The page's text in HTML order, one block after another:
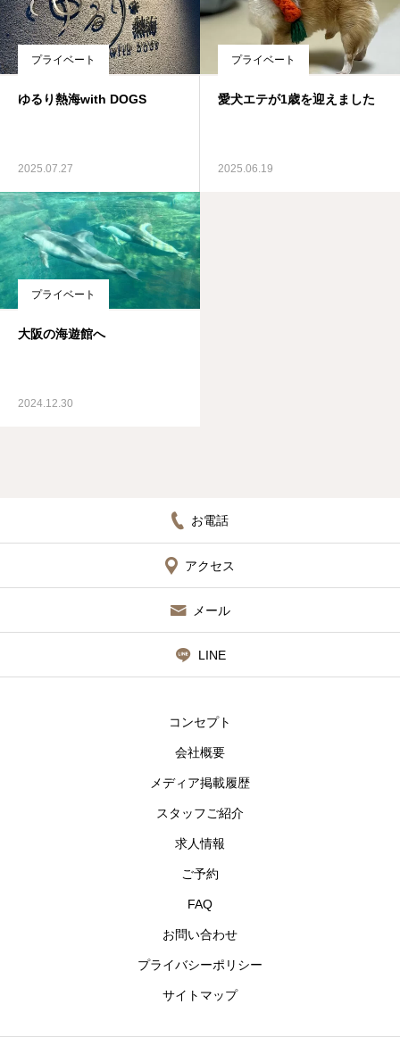
プライベート
ゆるり熱海with DOGS
2025.07.27
プライベート
愛犬エテが1歳を迎えました
2025.06.19
プライベート
大阪の海遊館へ
2024.12.30
お電話
アクセス
メール
LINE
コンセプト
会社概要
メディア掲載履歴
スタッフご紹介
求人情報
ご予約
FAQ
お問い合わせ
プライバシーポリシー
サイトマップ